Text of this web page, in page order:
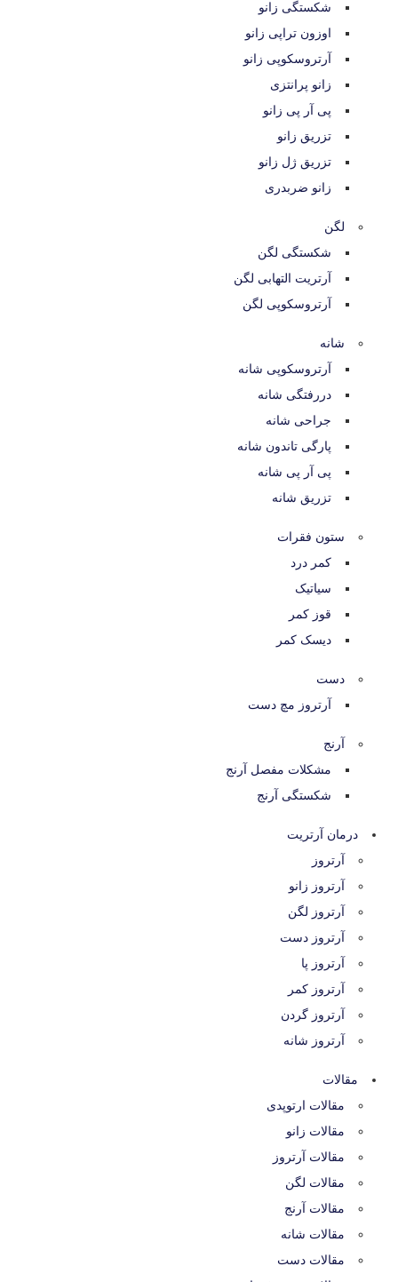
شکستگی زانو
اوزون تراپی زانو
آرتروسکوپی زانو
زانو پرانتزی
پی آر پی زانو
تزریق زانو
تزریق ژل زانو
زانو ضربدری
لگن
شکستگی لگن
آرتریت التهابی لگن
آرتروسکوپی لگن
شانه
آرتروسکوپی شانه
دررفتگی شانه
جراحی شانه
پارگی تاندون شانه
پی آر پی شانه
تزریق شانه
ستون فقرات
کمر درد
سیاتیک
قوز کمر
دیسک کمر
دست
آرتروز مچ دست
آرنج
مشکلات مفصل آرنج
شکستگی آرنج
درمان آرتریت
آرتروز
آرتروز زانو
آرتروز لگن
آرتروز دست
آرتروز پا
آرتروز کمر
آرتروز گردن
آرتروز شانه
مقالات
مقالات ارتوپدی
مقالات زانو
مقالات آرتروز
مقالات لگن
مقالات آرنج
مقالات شانه
مقالات دست